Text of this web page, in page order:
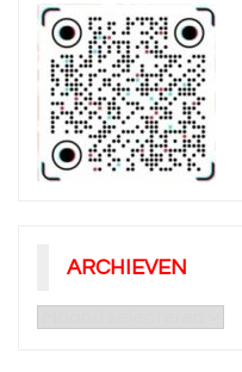
ARCHIEVEN